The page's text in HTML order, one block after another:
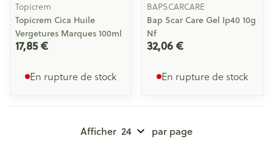
Topicrem
Topicrem Cica Huile
Vergetures Marques 100ml
17,85 €
En rupture de stock
BAPSCARCARE
Bap Scar Care Gel Ip40 10g
Nf
32,06 €
En rupture de stock
Afficher par page